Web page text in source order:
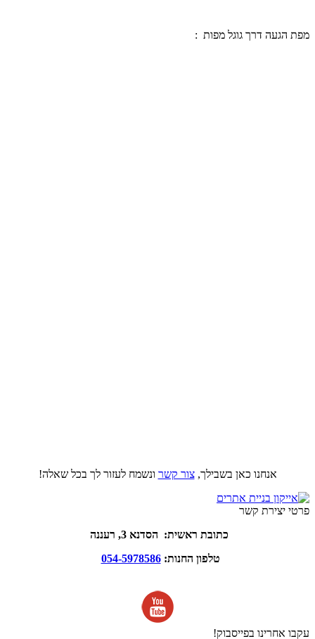
מפת הגעה דרך גוגל מפות :
אנחנו כאן בשבילך,צור קשר ונשמח לעזור לך בכל שאלה!
פרטי יצירת קשר
כתובת ראשית: הסדנא 3, רעננה
טלפון החנות:054-5978586
עקבו אחרינו בפייסבוק!